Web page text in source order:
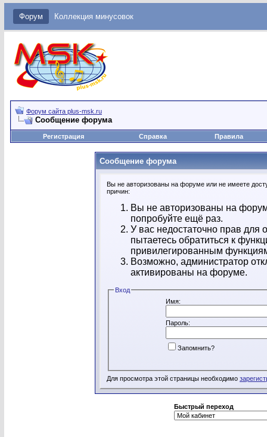
Форум Коллекция минусовок
Форум сайта plus-msk.ru
Сообщение форума
Регистрация Справка Правила
Сообщение форума
Вы не авторизованы на форуме или не имеете
причин:
Вы не авторизованы на
попробуйте ещё раз.
У вас недостаточно прав
пытаетесь обратиться к
привилегированным
Возможно, администратор
активированы на форуме.
Вход
Имя:
Пароль:
Запомнить?
Для просмотра этой страницы необходимо
Быстрый переход